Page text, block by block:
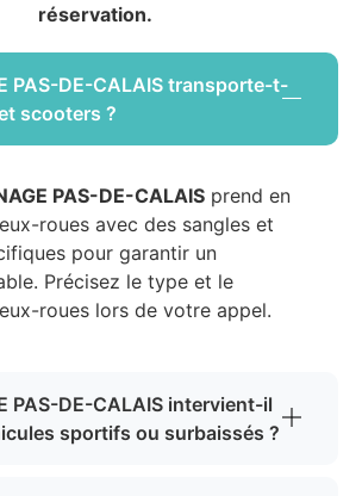
réservation.
PAS-DE-CALAIS transporte-t-
scooters ?
PAS-DE-CALAIS prend en
roues avec des sangles et
pour garantir un
Précisez le type et le
roues lors de votre appel.
PAS-DE-CALAIS intervient-il
sportifs ou surbaissés ?